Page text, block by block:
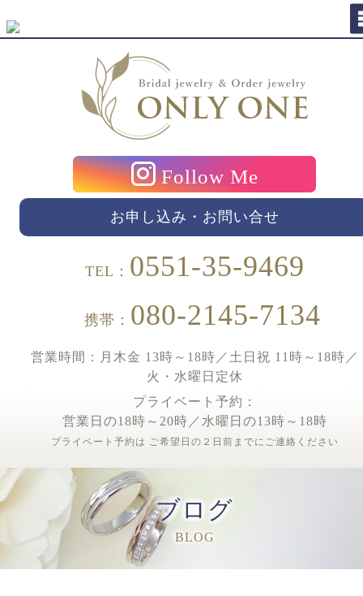
Follow Me
お申し込み・お問い合せ
TEL： 0551-35-9469
携帯： 080-2145-7134
営業時間：月木金 13時～18時／土日祝 11時～18時／
火・水曜日定休
プライベート予約：
営業日の18時～20時／水曜日の13時～18時
プライベート予約は ご希望日の２日前までにご連絡ください
ブログ
BLOG